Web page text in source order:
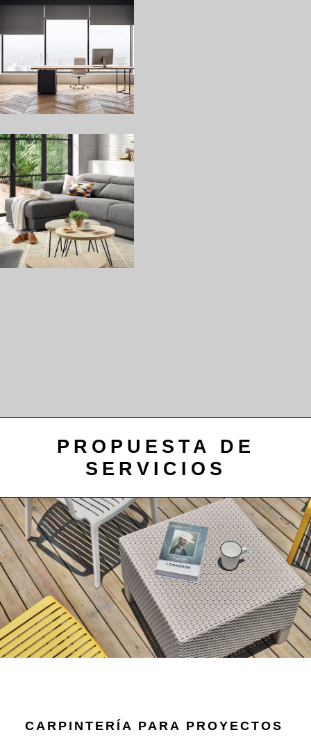
PROPUESTA DE
SERVICIOS
CARPINTERÍA PARA PROYECTOS